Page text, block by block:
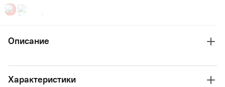
Описание
Характеристики